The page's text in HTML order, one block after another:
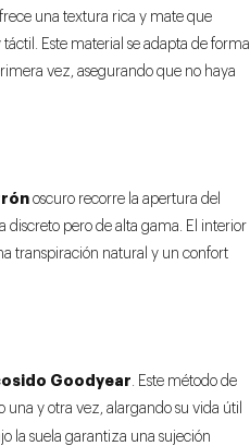
una textura rica y mate que
Este material se adapta de forma
vez, asegurando que no haya
oscuro recorre la apertura del
discreto pero de alta gama. El interior
transpiración natural y un confort
Goodyear. Este método de
y otra vez, alargando su vida útil
la suela garantiza una sujeción